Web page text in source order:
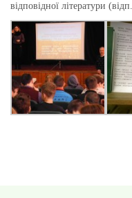
відповідної літератури